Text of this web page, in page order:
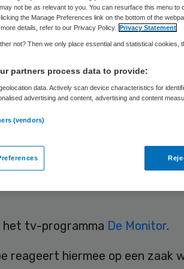
Skipr Redactie 10 mei 2015,10:09
zouden een
om te voorkomen dat
het tv-programma De Monitor.
reageert hiermee op een zaak
not be as relevant to you. You can resurface this menu
the Manage Preferences link on the bottom of the
details, refer to our Privacy Policy. Privacy Statement
not? Then we only place essential and statistical cookies,
partners process data to provide:
data. Actively scan device characteristics for
advertising and content, advertising and content
(vendors)